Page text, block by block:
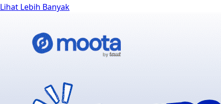
Lihat Lebih Banyak